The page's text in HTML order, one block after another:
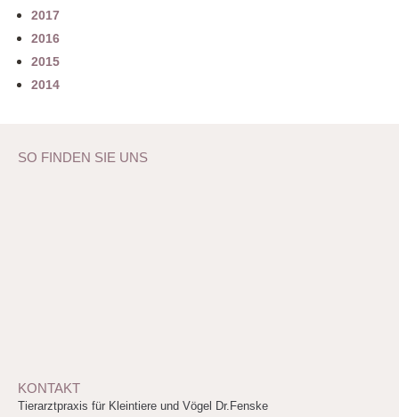
2017
2016
2015
2014
SO FINDEN SIE UNS
KONTAKT
Tierarztpraxis für Kleintiere und Vögel Dr.Fenske